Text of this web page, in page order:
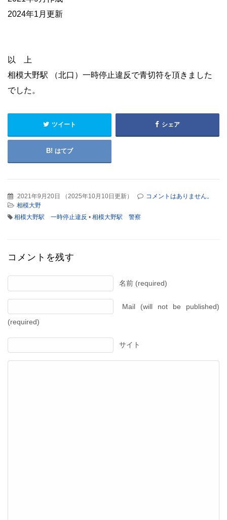
2024年1月更新
以 上
相模大野駅 （北口）一時停止違反で青切符を頂きました
でした。
ツイート シェア
はてブ
2021年9月20日 （ 2025年10月10日更新）
コメントはありません。
相模大野
相模大野駅 一時停止違反 • 相模大野駅 警察
コメントを残す
名前 (required)
Mail (will not be published)
(required)
サイト